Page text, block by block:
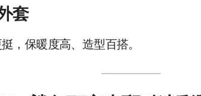
套
，保暖度高、造型百搭。